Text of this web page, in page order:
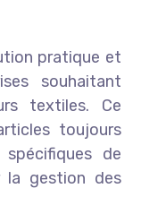
pratique et
souhaitant
textiles. Ce
toujours
de
la gestion des